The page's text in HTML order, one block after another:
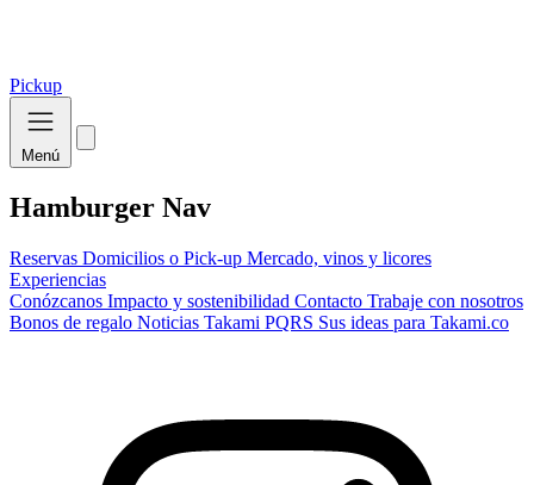
Pickup
Menú
Hamburger Nav
Reservas Domicilios o Pick-up Mercado, vinos y licores
Experiencias
Conózcanos Impacto y sostenibilidad Contacto Trabaje con nosotros
Bonos de regalo Noticias Takami PQRS Sus ideas para Takami.co